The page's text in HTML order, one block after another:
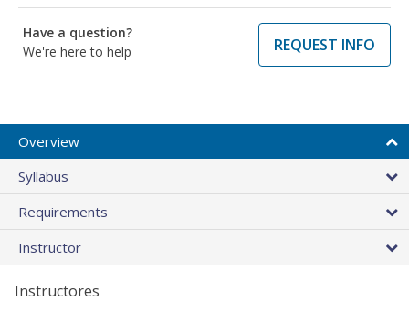
Have a question?
We're here to help
REQUEST INFO
Overview
Syllabus
Requirements
Instructor
Instructores